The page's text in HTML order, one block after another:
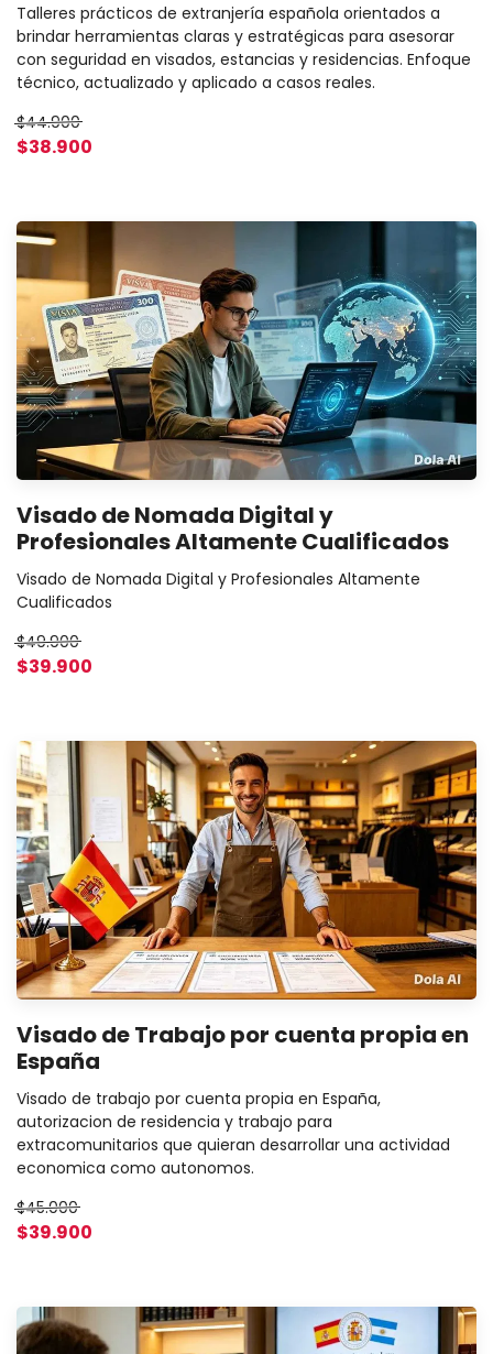
Talleres prácticos de extranjería española orientados a
brindar herramientas claras y estratégicas para asesorar
con seguridad en visados, estancias y residencias. Enfoque
técnico, actualizado y aplicado a casos reales.
$44.900
$38.900
Visado de Nomada Digital y
Profesionales Altamente Cualificados
Visado de Nomada Digital y Profesionales Altamente
Cualificados
$49.900
$39.900
Visado de Trabajo por cuenta propia en
España
Visado de trabajo por cuenta propia en España,
autorizacion de residencia y trabajo para
extracomunitarios que quieran desarrollar una actividad
economica como autonomos.
$45.000
$39.900